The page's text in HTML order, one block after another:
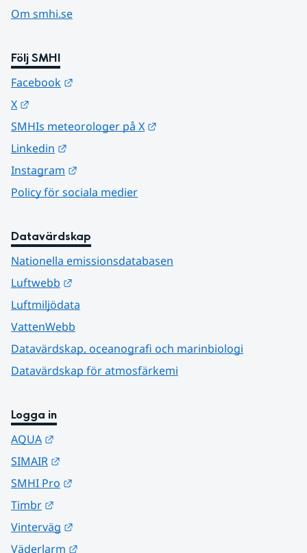
Om smhi.se
Följ SMHI
Facebook
X
SMHIs meteorologer på X
Linkedin
Instagram
Policy för sociala medier
Datavärdskap
Nationella emissionsdatabasen
Luftwebb
Luftmiljödata
VattenWebb
Datavärdskap, oceanografi och marinbiologi
Datavärdskap för atmosfärkemi
Logga in
AQUA
SIMAIR
SMHI Pro
Timbr
Vinterväg
Väderlarm